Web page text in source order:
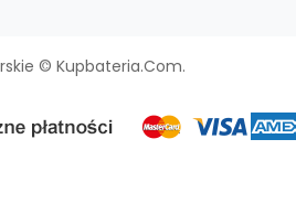
© Kupbateria.com.